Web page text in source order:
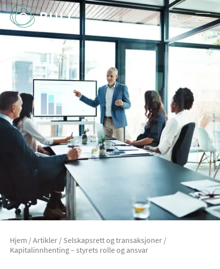
Hjem /Artikler / Selskapsrett og transaksjoner /
Kapitalinnhenting – styrets rolle og ansvar